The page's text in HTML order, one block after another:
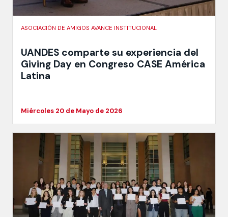
ASOCIACIÓN DE AMIGOS AVANCE INSTITUCIONAL
UANDES comparte su experiencia del
Giving Day en Congreso CASE América
Latina
Miércoles 20 de Mayo de 2026